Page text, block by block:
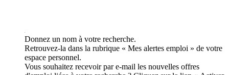
Donnez un nom à votre recherche.
Retrouvez-la dans la rubrique « Mes alertes emploi » de votre
espace personnel.
Vous souhaitez recevoir par e-mail les nouvelles offres